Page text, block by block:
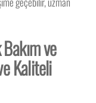
ve
Kaliteli